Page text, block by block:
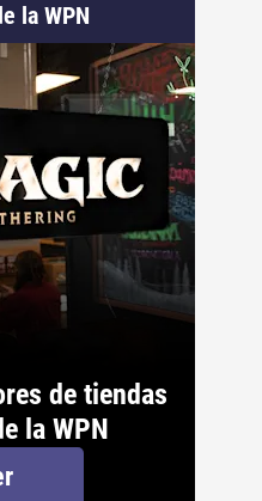
la WPN
de tiendas
la WPN